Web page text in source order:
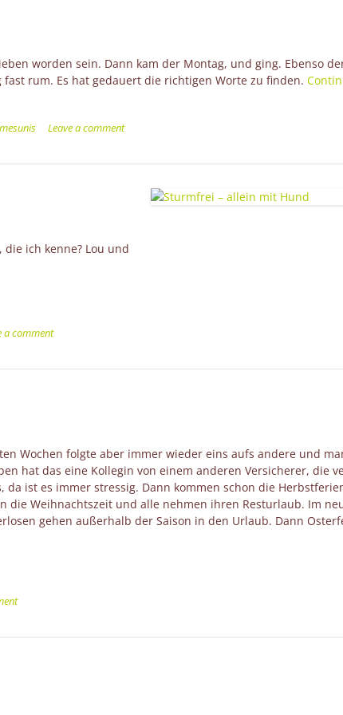
worden sein. Dann kam der Montag, und ging. Ebenso
rum. Es hat gedauert die richtigen Worte zu finden.
Leave a comment
ich kenne? Lou und
a comment
Wochen folgte aber immer wieder eins aufs andere und
hat das eine Kollegin von einem anderen Versicherer, die
ist es immer stressig. Dann kommen schon die
die Weihnachtszeit und alle nehmen ihren Resturlaub. Im
gehen außerhalb der Saison in den Urlaub. Dann